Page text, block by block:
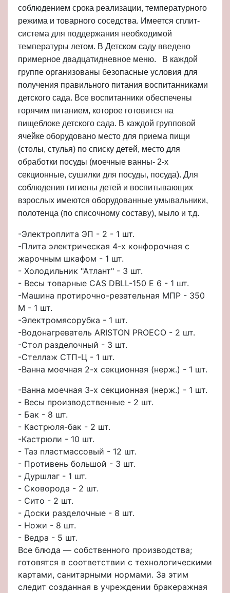
соблюдением срока реализации, температурного
режима и товарного соседства. Имеется сплит-
система для поддержания необходимой
температуры летом. В Детском саду введено
примерное двадцатидневное меню.
В каждой
группе организованы безопасные условия для
получения правильного питания воспитанниками
детского сада. Все воспитанники обеспечены
горячим питанием, которое готовится на
пищеблоке детского сада. В каждой групповой
ячейке оборудовано место для приема пищи
(столы, стулья) по списку детей, место для
обработки посуды (моечные ванны- 2-х
секционные, сушилки для посуды, посуда). Для
соблюдения гигиены детей и воспитывающих
взрослых имеются оборудованные умывальники,
полотенца (по списочному составу), мыло и т.д.
-Электроплита ЭП - 2 - 1 шт.
-Плита электрическая 4-х конфорочная с
жарочным шкафом - 1 шт.
- Холодильник "Атлант" - 3 шт.
- Весы товарные CAS DBLL-150 E 6 - 1 шт.
-Машина протирочно-резательная МПР - 350
М - 1 шт.
-Электромясорубка - 1 шт.
-Водонагреватель ARISTON PROECO - 2 шт.
-Стол разделочный - 3 шт.
-Стеллаж СТП-Ц - 1 шт.
-Ванна моечная 2-х секционная (нерж.) - 1 шт.
-Ванна моечная 3-х секционная (нерж.) - 1 шт.
- Весы производственные - 2 шт.
- Бак - 8 шт.
- Кастрюля-бак - 2 шт.
-Кастрюли - 10 шт.
- Таз пластмассовый - 12 шт.
- Противень большой - 3 шт.
- Дуршлаг - 1 шт.
- Сковорода - 2 шт.
- Сито - 2 шт.
- Доски разделочные - 8 шт.
- Ножи - 8 шт.
- Ведра - 5 шт.
Все блюда — собственного производства;
готовятся в соответствии с технологическими
картами, санитарными нормами. За этим
следит созданная в учреждении бракеражная